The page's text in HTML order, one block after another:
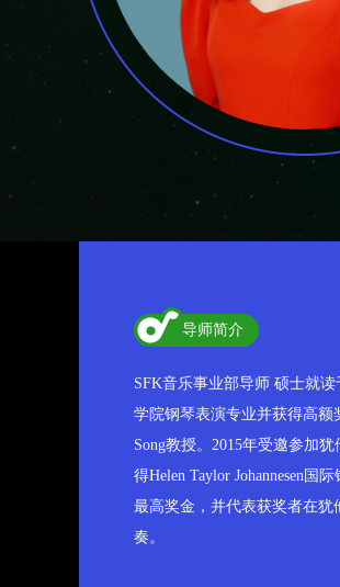
导师简介
SFK音乐事业部导师 硕士就
学院钢琴表演专业并获得高额
Song教授。2015年受邀参加
得Helen Taylor Johannesen国
最高奖金，并代表获奖者在犹
奏。